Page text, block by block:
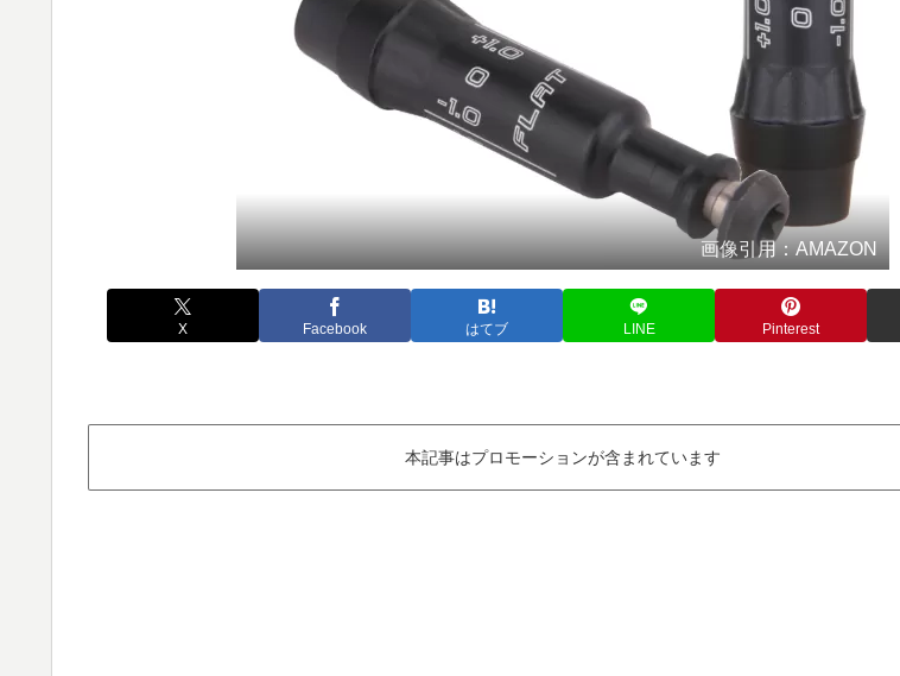
画像引用：AMAZON
X Facebook はてブ LINE Pinterest
本記事はプロモーションが含まれています